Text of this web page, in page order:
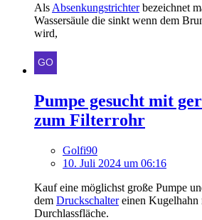
Als Absenkungstrichterbezeichnet
Wassersäule die sinkt wenn dem
wird,
Pumpe gesucht mit
zum Filterrohr
Golfi90
10. Juli 2024 um 06:16
Kauf eine möglichst große Pumpe
dem Druckschaltereinen Kugelhahn
Durchlassfläche.